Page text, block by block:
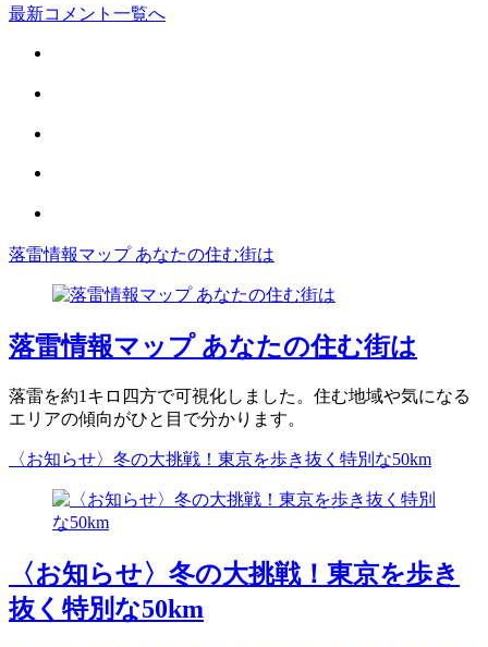
最新コメント一覧へ
落雷情報マップ あなたの住む街は
落雷情報マップ あなたの住む街は
落雷を約1キロ四方で可視化しました。住む地域や気になる
エリアの傾向がひと目で分かります。
〈お知らせ〉冬の大挑戦！東京を歩き抜く特別な50km
〈お知らせ〉冬の大挑戦！東京を歩き
抜く特別な50km